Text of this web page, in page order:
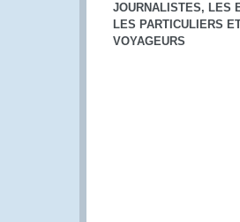
JOURNALISTES, LES
LES PARTICULIERS
VOYAGEURS